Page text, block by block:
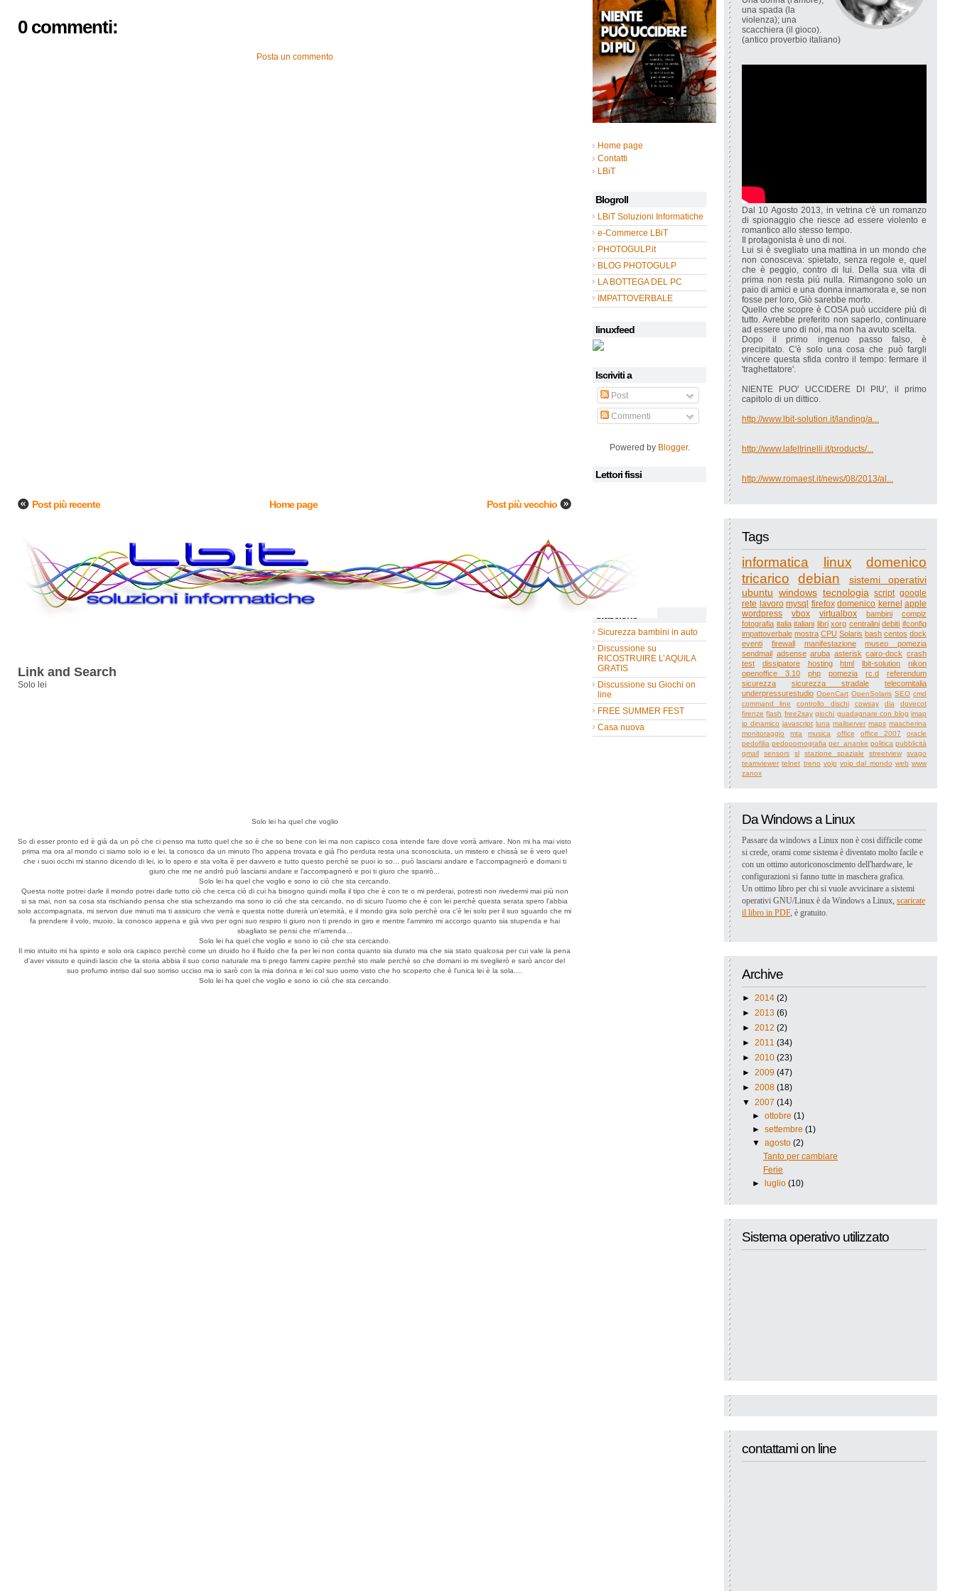
Home page
Contatti
LBiT
Blogroll
LBiT Soluzioni Informatiche
e-Commerce LBiT
PHOTOGULP.it
BLOG PHOTOGULP
LA BOTTEGA DEL PC
IMPATTOVERBALE
linuxfeed
Iscriviti a
Post
Commenti
Powered by Blogger.
Lettori fissi
Sfascione
Sicurezza bambini in auto
Discussione su
RICOSTRUIRE L’AQUILA
GRATIS
Discussione su Giochi on
line
FREE SUMMER FEST
Casa nuova
una spada (la
violenza); una
scacchiera (il gioco).
(antico proverbio italiano)
Dal 10 Agosto 2013, in vetrina c'è un romanzo
di spionaggio che riesce ad essere violento e
romantico allo stesso tempo.
Il protagonista è uno di noi.
Lui si è svegliato una mattina in un mondo che
non conosceva: spietato, senza regole e, quel
che è peggio, contro di lui. Della sua vita di
prima non resta più nulla. Rimangono solo un
paio di amici e una donna innamorata e, se non
fosse per loro, Giò sarebbe morto.
Quello che scopre è COSA può uccidere più di
tutto. Avrebbe preferito non saperlo, continuare
ad essere uno di noi, ma non ha avuto scelta.
Dopo il primo ingenuo passo falso, è
precipitato. C'è solo una cosa che può fargli
vincere questa sfida contro il tempo: fermare il
'traghettatore'.
NIENTE PUO' UCCIDERE DI PIU', il primo
capitolo di un dittico.
http://www.lbit-solution.it/landing/a...
http://www.lafeltrinelli.it/products/...
http://www.romaest.it/news/08/2013/al...
Tags
informatica
linux
domenico
tricarico
debian
sistemi operativi
ubuntu windows tecnologia script google
rete lavoro mysql firefox domenico kernel apple
wordpress
vbox virtualbox bambini
compiz
fotografia italia italiani libri xorg centralini debiti ifconfig
impattoverbale mostra CPU Solaris bash centos dock
eventi
firewall manifestazione
museo pomezia
sendmail adsense aruba asterisk cairo-dock crash
test
dissipatore hosting html lbit-solution
nikon
openoffice 3.10
php pomezia rc.d
referendum
sicurezza
sicurezza stradale
telecomitalia
underpressurestudio OpenCart OpenSolaris SEO cmd
command line
controllo dischi cowsay dia
dovecot
firenze flash free2say giochi guadagnare con blog imap
ip dinamico javascript luna mailserver maps mascherina
monitoraggio
mta musica office office 2007
oracle
pedofilia pedopornografia per_ananke politica pubblicità
qmail
sensors sl stazione spaziale streetview
svago
teamviewer telnet treno voip voip dal mondo web www
zanox
Da Windows a Linux
Passare da windows a Linux non è cosi difficile come
si crede, orami come sistema è diventato molto facile e
con un ottimo autoriconoscimento dell'hardware, le
configurazioni si fanno tutte in maschera grafica.
Un ottimo libro per chi si vuole avvicinare a sistemi
operativi GNU/Linux è da Windows a Linux, scaricate
il libro in PDF, è gratuito.
Archive
► 2014 (2)
► 2013 (6)
► 2012 (2)
► 2011 (34)
► 2010 (23)
► 2009 (47)
► 2008 (18)
▼ 2007 (14)
►ottobre (1)
►settembre (1)
▼ agosto (2)
Tanto per cambiare
Ferie
►
luglio (10)
Sistema operativo utilizzato
contattami on line
0 commenti:
Posta un commento
Post più recente Post più vecchio
Home page
Link and Search
Solo lei
Solo lei ha quel che voglio
So di esser pronto ed è già da un pò che ci penso ma tutto quel che so è che so bene con lei ma non capisco cosa intende fare dove vorrà arrivare. Non mi ha mai visto
prima ma ora al mondo ci siamo solo io e lei, la conosco da un minuto l'ho appena trovata e già l'ho perduta resta una sconosciuta, un mistero e chissà se è vero quel
che i suoi occhi mi stanno dicendo di lei, io lo spero e sta volta è per davvero e tutto questo perchè se puoi io so... può lasciarsi andare e l'accompagnerò e domani ti
giuro che me ne andrò può lasciarsi andare e l'accompagnerò e poi ti giuro che sparirò...
Solo lei ha quel che voglio e sono io ciò che sta cercando.
Questa notte potrei darle il mondo potrei darle tutto ciò che cerca ciò di cui ha bisogno quindi molla il tipo che è con te o mi perderai, potresti non rivedermi mai più non
si sa mai, non sa cosa sta rischiando pensa che stia scherzando ma sono io ciò che sta cercando, no di sicuro l'uomo che è con lei perchè questa serata spero l'abbia
solo accompagnata, mi servon due minuti ma ti assicuro che verrà e questa notte durerà un'eternità, e il mondo gira solo perchè ora c'è lei solo per il suo sguardo che mi
fa prendere il volo, muoio, la conosco appena e già vivo per ogni suo respiro ti giuro non ti prendo in giro e mentre l'ammiro mi accorgo quanto sia stupenda e hai
sbagliato se pensi che m'arrenda...
Solo lei ha quel che voglio e sono io ciò che sta cercando.
Il mio intuito mi ha spinto e solo ora capisco perchè come un druido ho il fluido che fa per lei non conta quanto sia durato ma che sia stato qualcosa per cui vale la pena
d'aver vissuto e quindi lascio che la storia abbia il suo corso naturale ma ti prego fammi capire perchè sto male perchè so che domani io mi sveglierò e sarò ancor del
suo profumo intriso dal suo sorriso ucciso ma io sarò con la mia donna e lei col suo uomo visto che ho scoperto che è l'unica lei è la sola....
Solo lei ha quel che voglio e sono io ciò che sta cercando.